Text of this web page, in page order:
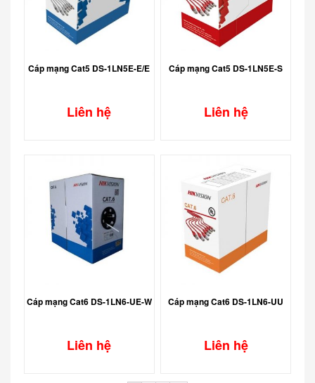
Cáp mạng Cat5 DS-1LN5E-E/E
Liên hệ
Cáp mạng Cat5 DS-1LN5E-S
Liên hệ
Cáp mạng Cat6 DS-1LN6-UE-W
Liên hệ
Cáp mạng Cat6 DS-1LN6-UU
Liên hệ